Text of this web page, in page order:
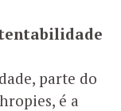
parte do
é a